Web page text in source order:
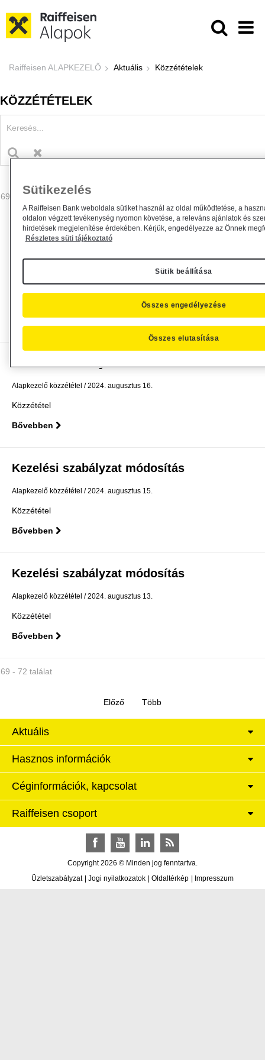
Közzétételek - Raiffeisen
Raiffeisen ALAPKEZELŐ Aktuális Közzétételek
KÖZZÉTÉTELEK
69 - 72 találat
Kezelési szabályzat módosítás
Alapkezelő közzététel
Bővebben
Alapkezelő közzététel 2024. augusztus 16.
Közzététel
Bővebben
Kezelési szabályzat módosítás
Alapkezelő közzététel 2024. augusztus 15.
Közzététel
Bővebben
Kezelési szabályzat módosítás
Alapkezelő közzététel 2024. augusztus 13.
Közzététel
Bővebben
69 - 72 találat
Aktuális
Hasznos információk
Céginformációk, kapcsolat
Raiffeisen csoport
Copyright 2026 © Minden jog fenntartva.
FacebookYouTubeLinkedInRSS
Üzletszabályzat | Jogi nyilatkozatok | Oldaltérkép | Impresszum
Sütikezelés
A Raiffeisen Bank weboldala sütiket használ az oldal működtetése, a
oldalon végzett tevékenység nyomon követése, a releváns ajánlatok és
hirdetések megjelenítése érdekében. Kérjük, engedélyezze az Önnek
Részletes süti tájékoztató
Sütik beállítása
Összes elutasítása
Összes engedélyezése